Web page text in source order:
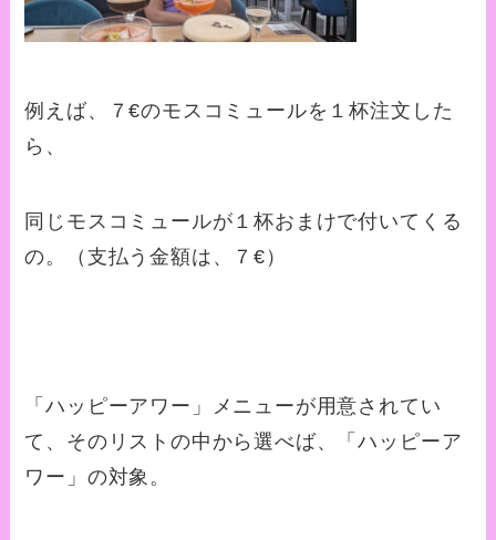
例えば、７€のモスコミュールを１杯注文した
ら、
同じモスコミュールが１杯おまけで付いてくる
の。（支払う金額は、７€）
「ハッピーアワー」メニューが用意されてい
て、そのリストの中から選べば、「ハッピーア
ワー」の対象。